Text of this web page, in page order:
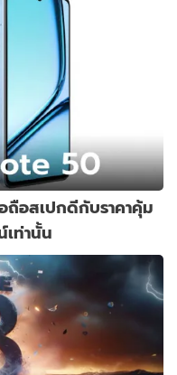
อสเปกดีกับราคาคุ้ม
ท่านั้น